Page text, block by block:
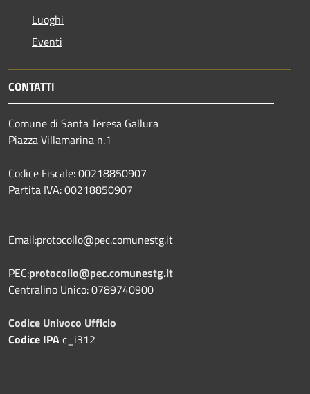
Luoghi
Eventi
CONTATTI
Comune di Santa Teresa Gallura
Piazza Villamarina n.1
Codice Fiscale: 00218850907
Partita IVA: 00218850907
Email:protocollo@pec.comunestg.it
PEC:protocollo@pec.comunestg.it
Centralino Unico: 0789740900
Codice Univoco Ufficio
Codice IPAc_i312